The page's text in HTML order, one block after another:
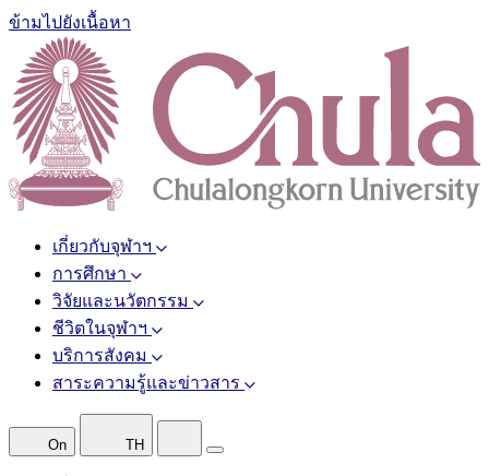
ข้ามไปยังเนื้อหา
เกี่ยวกับจุฬาฯ
การศึกษา
วิจัยและนวัตกรรม
ชีวิตในจุฬาฯ
บริการสังคม
สาระความรู้และข่าวสาร
On TH